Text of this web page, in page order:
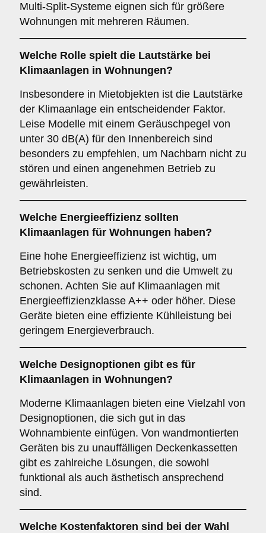
Multi-Split-Systeme eignen sich für größere
Wohnungen mit mehreren Räumen.
Welche Rolle spielt die Lautstärke bei
Klimaanlagen in Wohnungen?
Insbesondere in Mietobjekten ist die Lautstärke
der Klimaanlage ein entscheidender Faktor.
Leise Modelle mit einem Geräuschpegel von
unter 30 dB(A) für den Innenbereich sind
besonders zu empfehlen, um Nachbarn nicht zu
stören und einen angenehmen Betrieb zu
gewährleisten.
Welche Energieeffizienz sollten
Klimaanlagen für Wohnungen haben?
Eine hohe Energieeffizienz ist wichtig, um
Betriebskosten zu senken und die Umwelt zu
schonen. Achten Sie auf Klimaanlagen mit
Energieeffizienzklasse A++ oder höher. Diese
Geräte bieten eine effiziente Kühlleistung bei
geringem Energieverbrauch.
Welche Designoptionen gibt es für
Klimaanlagen in Wohnungen?
Moderne Klimaanlagen bieten eine Vielzahl von
Designoptionen, die sich gut in das
Wohnambiente einfügen. Von wandmontierten
Geräten bis zu unauffälligen Deckenkassetten
gibt es zahlreiche Lösungen, die sowohl
funktional als auch ästhetisch ansprechend
sind.
Welche Kostenfaktoren sind bei der Wahl